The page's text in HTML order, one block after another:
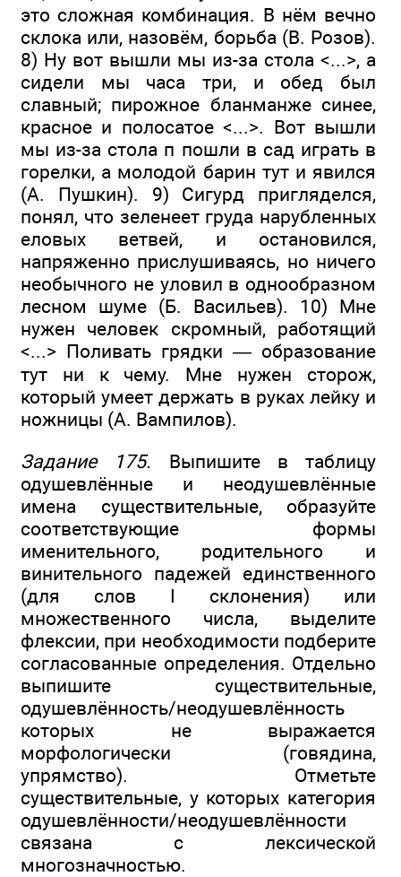
это сложная комбинация. В нём вечно
склока или, назовём, борьба (В. Розов).
8) Ну вот вышли мы из-за стола <...>, а
сидели мы часа три, и обед был
славный; пирожное бланманже синее,
красное и полосатое <...>. Вот вышли
мы из-за стола п пошли в сад играть в
горелки, а молодой барин тут и явился
(А. Пушкин). 9) Сигурд пригляделся,
понял, что зеленеет груда нарубленных
еловых ветвей, и остановился,
напряженно прислушиваясь, но ничего
необычного не уловил в однообразном
лесном шуме (Б. Васильев). 10) Мне
нужен человек скромный, работящий
<...> Поливать грядки — образование
тут ни к чему. Мне нужен сторож,
который умеет держать в руках лейку и
ножницы (А. Вампилов).
Задание 175. Выпишите в таблицу
одушевлённые и неодушевлённые
имена существительные, образуйте
соответствующие формы
именительного, родительного и
винительного падежей единственного
(для слов I склонения) или
множественного числа, выделите
флексии, при необходимости подберите
согласованные определения. Отдельно
выпишите существительные,
одушевлённость/неодушевлённость
которых не выражается
морфологически (говядина,
упрямство). Отметьте
существительные, у которых категория
одушевлённости/неодушевлённости
связана с лексической
многозначностью.